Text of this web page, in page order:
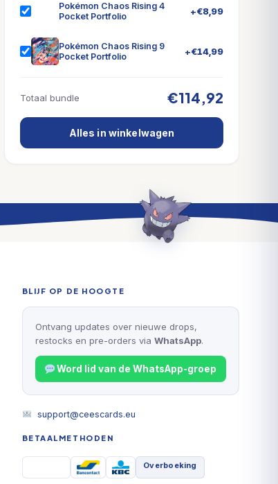
Pokémon Chaos Rising 4
Pocket Portfolio
+€8,99
Pokémon Chaos Rising 9
Pocket Portfolio
+€14,99
Totaal bundle €114,92
Alles in winkelwagen
BLIJF OP DE HOOGTE
Ontvang updates over nieuwe drops,
restocks en pre-orders via WhatsApp.
Word lid van de WhatsApp-groep
support@ceescards.eu
BETAALMETHODEN
Overboeking